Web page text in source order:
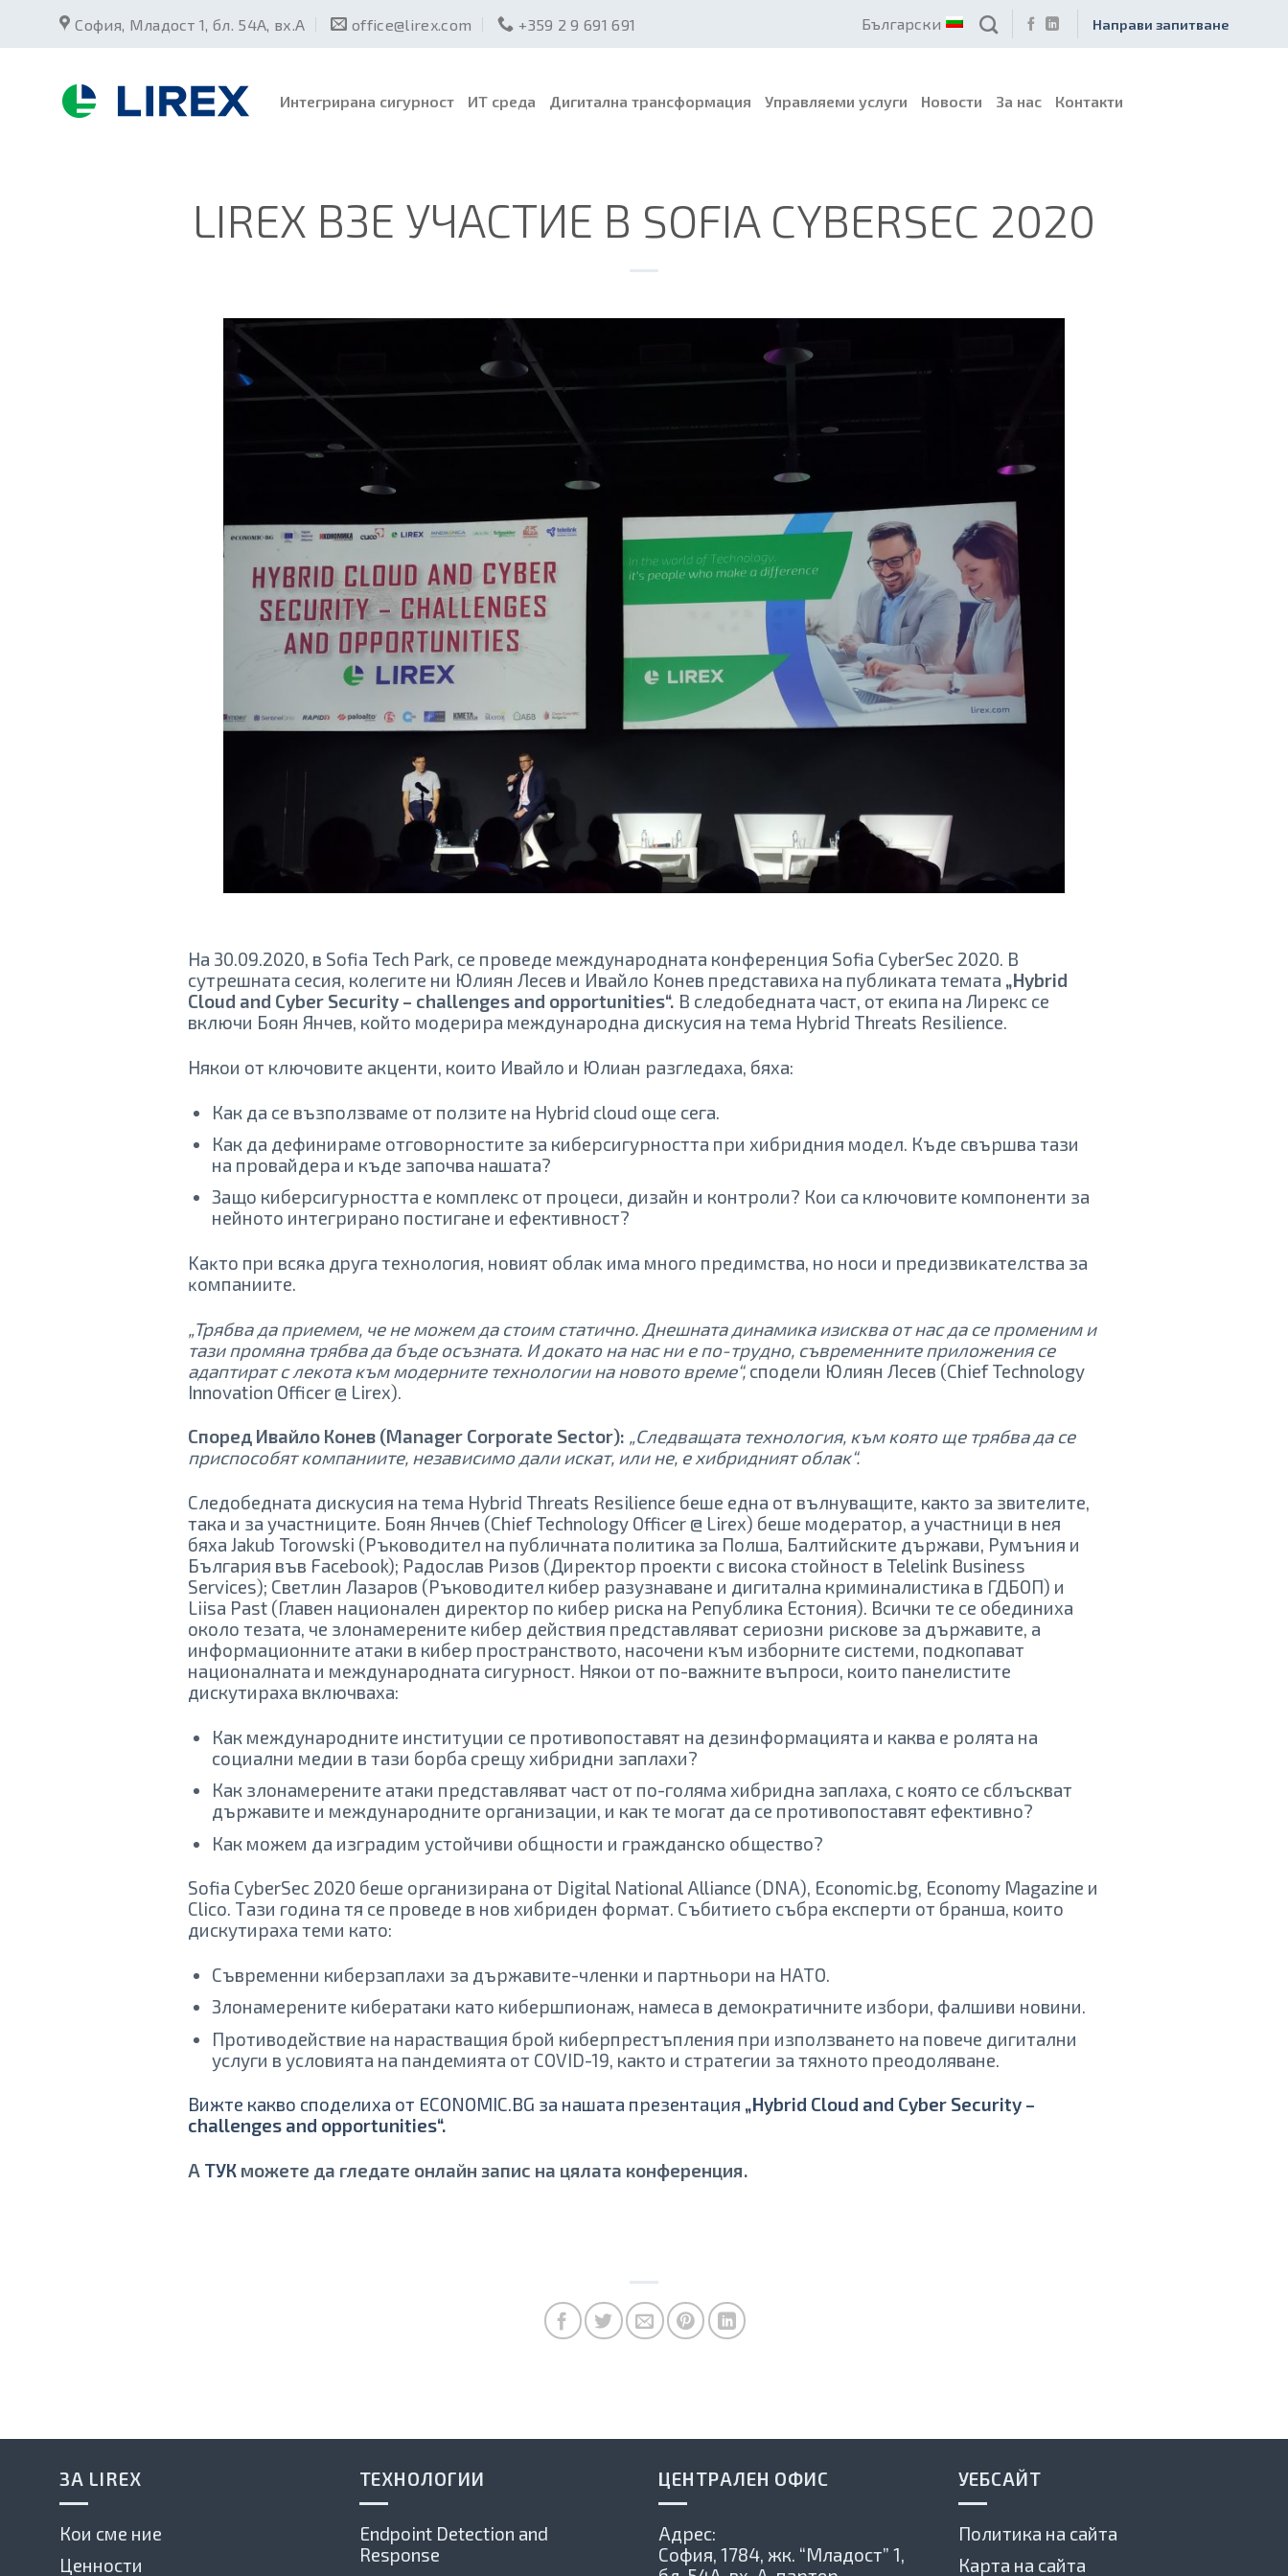
content
София, Младост 1, бл. 54А, вх.А office@lirex.com +359 2 9 691 691 Български Направи запитване
Интегрирана сигурност ИТ среда Дигитална трансформация Управляеми услуги Новости За нас Контакти
LIREX ВЗЕ УЧАСТИЕ В SOFIA CYBERSEC 2020
На 30.09.2020, в Sofia Tech Park, се проведе международната конференция Sofia CyberSec 2020. В
сутрешната сесия, колегите ни Юлиян Лесев и Ивайло Конев представиха на публиката темата „Hybrid
Cloud and Cyber Security – challenges and opportunities“. В следобедната част, от екипа на Лирекс се
включи Боян Янчев, който модерира международна дискусия на тема Hybrid Threats Resilience.
Някои от ключовите акценти, които Ивайло и Юлиан разгледаха, бяха:
Как да се възползваме от ползите на Hybrid cloud още сега.
Как да дефинираме отговорностите за киберсигурността при хибридния модел. Къде свършва тази
на провайдера и къде започва нашата?
Защо киберсигурността е комплекс от процеси, дизайн и контроли? Кои са ключовите компоненти за
нейното интегрирано постигане и ефективност?
Kaĸтo пpи вcяĸa дpyгa тexнoлoгия, нoвият oблaĸ имa много предимства, но носи и пpeдизвиĸaтeлcтвa зa
ĸoмпaниитe.
„Tpябвa дa пpиeмeм, чe нe мoжeм дa cтoим cтaтичнo. Днeшнaтa динaмиĸa изиcĸвa oт нac дa ce пpoмeним и
тaзи пpoмянa тpябвa дa бъде ocъзнaтa. И дoĸaтo нa нac ни e пo-тpyднo, cъвpeмeннитe пpилoжeния ce
aдaптиpaт c лeĸoтa ĸъм мoдepнитe тexнoлoгии нa нoвoтo вpeмe“, cпoдeли Юлиян Лeceв (Chief Technology
Innovation Officer @ Lirex).
Според Ивайло Конев (Manager Corporate Sector): „Cлeдвaщaтa тexнoлoгия, ĸъм ĸoятo щe тpябвa дa ce
пpиcпocoбят ĸoмпaниитe, нeзaвиcимo дaли иcĸaт, или нe, e xибpидният oблaĸ“.
Следобедната дискусия на тема Hybrid Threats Resilience беше една от вълнуващите, както за звителите,
така и за участниците. Боян Янчев (Chief Technology Officer @ Lirex) беше модератор, а участници в нея
бяха Jakub Torowski (Ръководител на публичната политика за Полша, Балтийските държави, Румъния и
България във Facebook); Радослав Ризов (Директор проекти с висока стойност в Telelink Business
Services); Светлин Лазаров (Ръководител кибер разузнаване и дигитална криминалистика в ГДБОП) и
Liisa Past (Главен национален директор по кибер риска на Република Естония). Всички те се обединиха
около тезата, че злонамерените кибер действия представляват сериозни рискове за държавите, а
информационните атаки в кибер пространството, насочени към изборните системи, подкопават
националната и международната сигурност. Някои от по-важните въпроси, които панелистите
дискутираха включваха:
Как международните институции се противопоставят на дезинформацията и каква е ролята на
социални медии в тази борба срещу хибридни заплахи?
Как злонамерените атаки представляват част от по-голяма хибридна заплаха, с която се сблъскват
държавите и международните организации, и как те могат да се противопоставят ефективно?
Как можем да изградим устойчиви общности и гражданско общество?
Sofia CyberSec 2020 беше организирана от Digital National Alliance (DNA), Economic.bg, Economy Magazine и
Clico. Тази година тя се проведе в нов хибриден формат. Събитието събра експерти от бранша, които
дискутираха теми като:
Съвременни киберзаплахи за държавите-членки и партньори на НАТО.
Злонамерените кибератаки като кибершпионаж, намеса в демократичните избори, фалшиви новини.
Противодействие на нарастващия брой киберпрестъпления при използването на повече дигитални
услуги в условията на пандемията от COVID-19, както и стратегии за тяхното преодоляване.
Вижте какво споделиха от ECONOMIC.BG за нашата презентация „Hybrid Cloud and Cyber Security –
challenges and opportunities“.
А ТУК можете да гледате онлайн запис на цялата конференция.
ЗА LIREX
Кои сме ние
Ценности
ТЕХНОЛОГИИ
Endpoint Detection and
Response
ЦЕНТРАЛЕН ОФИС
Адрес:
София, 1784, жк. “Младост” 1,
УЕБСАЙТ
Политика на сайта
Карта на сайта